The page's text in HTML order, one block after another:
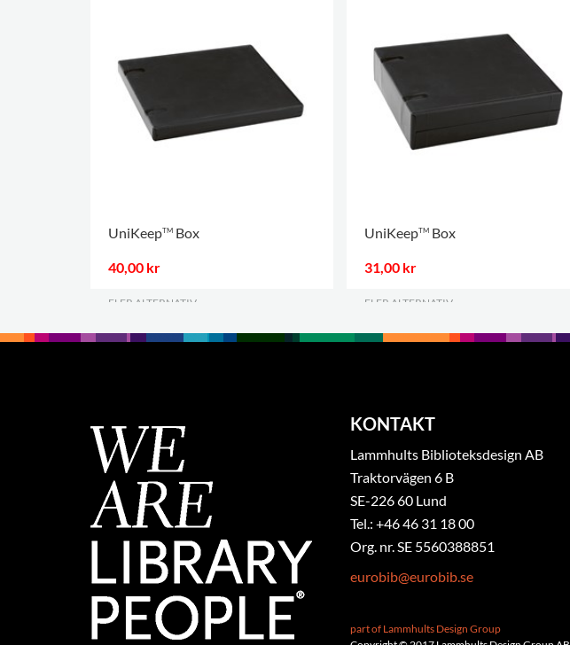
UniKeepTM Box
40,00 kr
FLER ALTERNATIV
UniKeepTMBox
31,00 kr
FLER ALTERNATIV
KONTAKT
Lammhults Biblioteksdesign AB
Traktorvägen 6 B
SE-226 60 Lund
Tel.: +46 46 31 18 00
Org. nr. SE 5560388851
eurobib@eurobib.se
part of Lammhults Design Group